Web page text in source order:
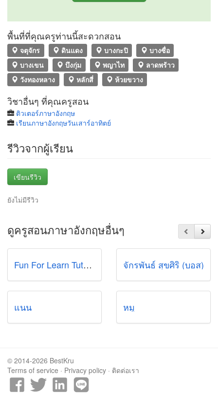
พื้นที่ที่คุณครูท่านนี้สะดวกสอน
จตุจักร ดินแดง บางกะปิ
บางซื่อ
บางเขน
บึงกุ่ม พญาไท
ลาดพร้าว
วังทองหลาง
หลักสี่ ห้วยขวาง
วิชาอื่นๆ ที่คุณครูสอน
ติวเตอร์ภาษาอังกฤษ
เรียนภาษาอังกฤษวันเสาร์อาทิตย์
รีวิวจากผู้เรียน
เขียนรีวิว
ยังไม่มีรีวิว
ดูครูสอนภาษาอังกฤษอื่นๆ
Fun For Learn Tutoring School จักรพันธ์ สุขศิริ (บอส)
แนน หมู
© 2014-2026 BestKru
Terms of service · Privacy policy · ติดต่อเรา